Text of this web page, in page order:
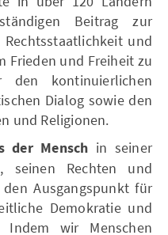
Beitrag zur
und
Frieden und Freiheit zu
den kontinuierlichen
Dialog sowie den
und Religionen.
der Mensch in seiner
seinen Rechten und
Ausgangspunkt für
Demokratie und
Indem wir Menschen